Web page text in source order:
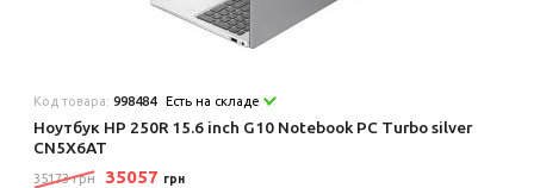
Код товара:998484 Есть на складе
Ноутбук HP 250R 15.6 inch G10 Notebook PC Turbo silver
CN5X6AT
35173 грн 35057 грн